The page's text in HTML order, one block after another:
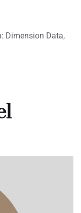
Dimension Data,